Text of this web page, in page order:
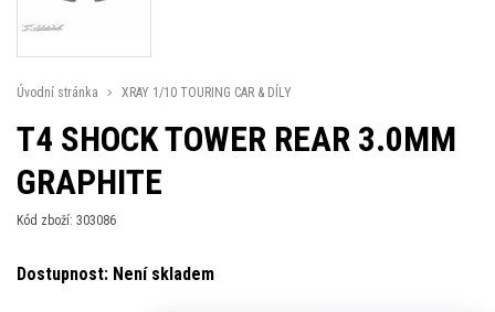
Úvodní stránka XRAY 1/10 TOURING CAR & DÍLY
T4 SHOCK TOWER REAR 3.0MM
GRAPHITE
Kód zboží: 303086
Dostupnost: Není skladem